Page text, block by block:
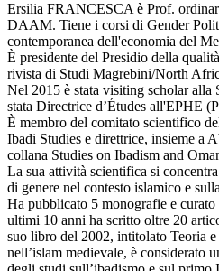
Ersilia FRANCESCA è Prof.
DAAM. Tiene i corsi di Gender
contemporanea dell'economia del
È presidente del Presidio della
rivista di Studi Magrebini/North
Nel 2015 è stata visiting scholar
stata Directrice d’Études all'EPHE
È membro del comitato scientifico
Ibadi Studies e direttrice, insieme a
collana Studies on Ibadism and
La sua attività scientifica si
di genere nel contesto islamico e
Ha pubblicato 5 monografie e
ultimi 10 anni ha scritto oltre 20
suo libro del 2002, intitolato Teoria
nell’islam medievale, è considerato